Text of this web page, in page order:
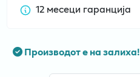
12 месеци гаранција
Производот е на залиха!